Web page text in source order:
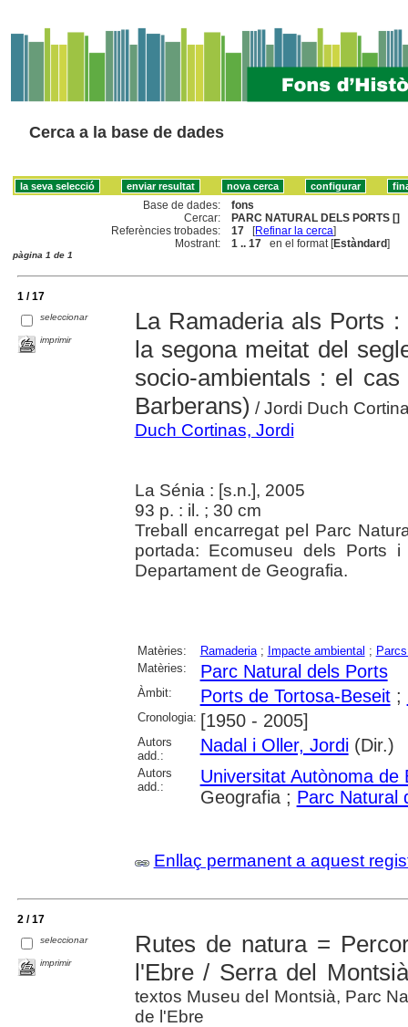
Cerca a la base de dades
Base de dades:
fons
Cercar:
PARC NATURAL DELS PORTS []
Referències trobades:
17 [Refinar la cerca]
Mostrant:
1 .. 17 en el format [Estàndard]
pàgina 1 de 1
1 / 17
seleccionar
imprimir
La Ramaderia als Ports
la segona meitat del
socio-ambientals : el
Barberans) / Jordi Duch
Duch Cortinas, Jordi
La Sénia : [s.n.], 2005
93 p. : il. ; 30 cm
Treball encarregat pel Parc
portada: Ecomuseu dels Ports
Departament de Geografia.
Matèries: Ramaderia; Impacte ambiental ;
Matèries:
Parc Natural dels Ports
Àmbit: Ports de Tortosa-Beseit;
Cronologia: [1950 - 2005]
Autors
add.:
Nadal i Oller, Jordi(Dir.)
Autors
add.:
Universitat Autònoma de
Geografia ; Parc Natural
Enllaç permanent a aquest
2 / 17
seleccionar
imprimir
Rutes de natura =
l'Ebre / Serra del
textos Museu del Montsià, Parc
de l'Ebre